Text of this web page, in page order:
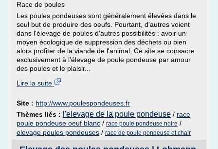
Race de poules
Les poules pondeuses sont généralement élevées dans le
seul but de produire des oeufs. Pourtant, d'autres voient
dans l'élevage de poules d'autres possibilités : avoir un
moyen écologique de suppression des déchets ou bien
alors profiter de la viande de l'animal. Ce site se consacre
exclusivement à l'élevage de poule pondeuse par amour
des poules et le plaisir...
Lire la suite
Site : http://www.poulespondeuses.fr
Thèmes liés : l'elevage de la poule pondeuse / race
poule pondeuse oeuf blanc / race poule pondeuse noire /
elevage poules pondeuses / race de poule pondeuse et chair